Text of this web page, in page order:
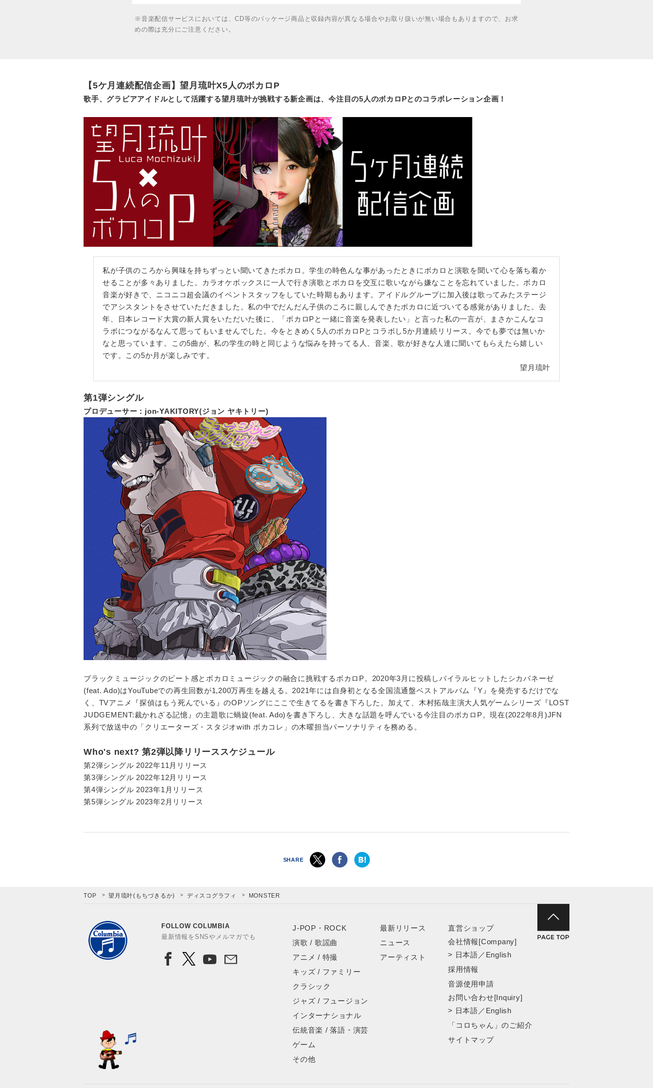
※音楽配信サービスにおいては、CD等のパッケージ商品と収録内容が異なる場合やお取り扱いが無い場合もありますので、お求
めの際は充分にご注意ください。
【5ケ月連続配信企画】望月琉叶X5人のボカロP
歌手、グラビアアイドルとして活躍する望月琉叶が挑戦する新企画は、今注目の5人のボカロPとのコラボレーション企画！
私が子供のころから興味を持ちずっとい聞いてきたボカロ。学生の時色んな事があったときにボカロと演歌を聞いて心を落ち着か
せることが多々ありました。カラオケボックスに一人で行き演歌とボカロを交互に歌いながら嫌なことを忘れていました。ボカロ
音楽が好きで、ニコニコ超会議のイベントスタッフをしていた時期もあります。アイドルグループに加入後は歌ってみたステージ
でアシスタントをさせていただきました。私の中でだんだん子供のころに親しんできたボカロに近づいてる感覚がありました。去
年、日本レコード大賞の新人賞をいただいた後に、「ボカロPと一緒に音楽を発表したい」と言った私の一言が、まさかこんなコ
ラボにつながるなんて思ってもいませんでした。今をときめく5人のボカロPとコラボし5か月連続リリース。今でも夢では無いか
なと思っています。この5曲が、私の学生の時と同じような悩みを持ってる人、音楽、歌が好きな人達に聞いてもらえたら嬉しい
です。この5か月が楽しみです。
望月琉叶
第1弾シングル
プロデューサー：jon-YAKITORY(ジョン ヤキトリー)
ブラックミュージックのビート感とボカロミュージックの融合に挑戦するボカロP。2020年3月に投稿しバイラルヒットしたシカバネーゼ
(feat. Ado)はYouTubeでの再生回数が1,200万再生を越える。2021年には自身初となる全国流通盤ベストアルバム『Y』を発売するだけでな
く、TVアニメ『探偵はもう死んでいる』のOPソングにここで生きてるを書き下ろした。加えて、木村拓哉主演大人気ゲームシリーズ『LOST
JUDGEMENT:裁かれざる記憶』の主題歌に蝸旋(feat. Ado)を書き下ろし、大きな話題を呼んでいる今注目のボカロP。現在(2022年8月)JFN
系列で放送中の「クリエーターズ・スタジオwith ボカコレ」の木曜担当パーソナリティを務める。
Who's next? 第2弾以降リリーススケジュール
第2弾シングル 2022年11月リリース
第3弾シングル 2022年12月リリース
第4弾シングル 2023年1月リリース
第5弾シングル 2023年2月リリース
SHARE
TOP 望月琉叶(もちづきるか) ディスコグラフィ MONSTER
FOLLOW COLUMBIA
最新情報をSNSやメルマガでも
J-POP・ROCK
演歌 / 歌謡曲
アニメ / 特撮
キッズ / ファミリー
クラシック
ジャズ / フュージョン
インターナショナル
伝統音楽 / 落語・演芸
ゲーム
その他
最新リリース
ニュース
アーティスト
直営ショップ
会社情報[Company]
> 日本語 ／ English
採用情報
音源使用申請
お問い合わせ[Inquiry]
> 日本語 ／ English
「コロちゃん」のご紹介
サイトマップ